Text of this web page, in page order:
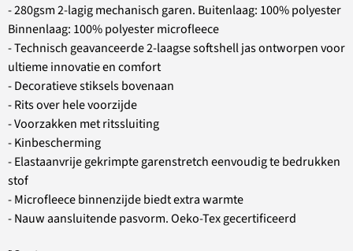
- 280gsm 2-lagig mechanisch garen. Buitenlaag: 100% polyester
Binnenlaag: 100% polyester microfleece
- Technisch geavanceerde 2-laagse softshell jas ontworpen voor
ultieme innovatie en comfort
- Decoratieve stiksels bovenaan
- Rits over hele voorzijde
- Voorzakken met ritssluiting
- Kinbescherming
- Elastaanvrije gekrimpte garenstretch eenvoudig te bedrukken
stof
- Microfleece binnenzijde biedt extra warmte
- Nauw aansluitende pasvorm. Oeko-Tex gecertificeerd